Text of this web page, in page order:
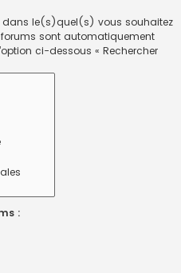
dans le(s)quel(s) vous souhaitez
forums sont automatiquement
ci-dessous « Rechercher
: